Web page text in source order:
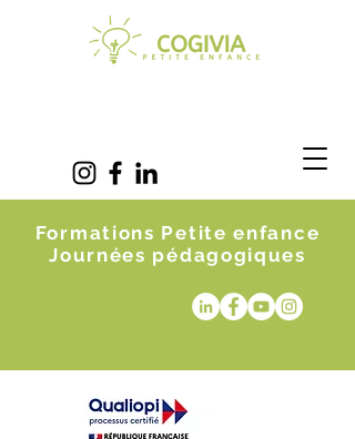
Formations Petite enfance
Journées pédagogiques